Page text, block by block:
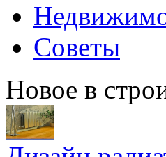
Советы
Новое в